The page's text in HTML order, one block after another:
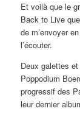
Et voilà que le
Back to Live
de m’envoyer
l’écouter.
Deux galettes
Poppodium
progressif des
leur dernier